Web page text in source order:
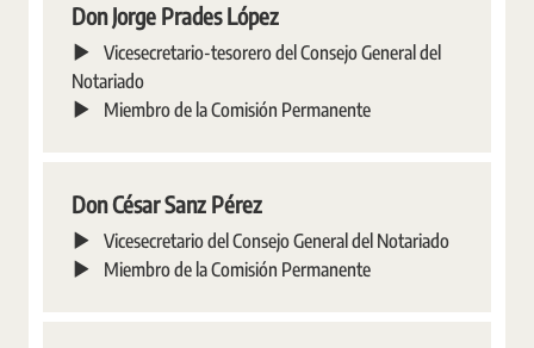
Don Jorge Prades López
Vicesecretario-tesorero del Consejo General del
Notariado
Miembro de la Comisión Permanente
Don César Sanz Pérez
Vicesecretario del Consejo General del Notariado
Miembro de la Comisión Permanente